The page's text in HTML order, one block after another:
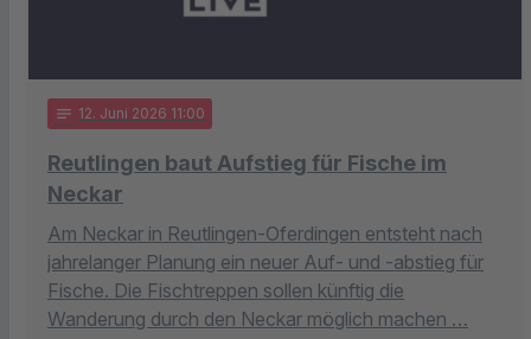
notes 12. Juni 2026 11:00
Reutlingen baut Aufstieg für Fische im
Neckar
Am Neckar in Reutlingen-Oferdingen entsteht nach
jahrelanger Planung ein neuer Auf- und -abstieg für
Fische. Die Fischtreppen sollen künftig die
Wanderung durch den Neckar möglich machen …